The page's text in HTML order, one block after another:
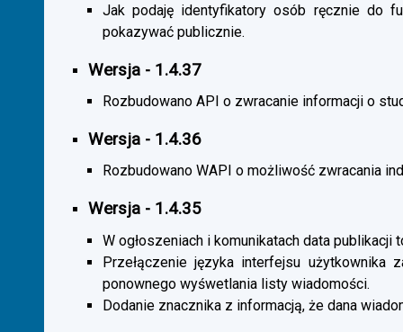
Jak podaję identyfikatory osób ręcznie do
pokazywać publicznie.
Wersja - 1.4.37
Rozbudowano API o zwracanie informacji o
Wersja - 1.4.36
Rozbudowano WAPI o możliwość zwracania
Wersja - 1.4.35
W ogłoszeniach i komunikatach data
Przełączenie języka interfejsu użytkownika
ponownego wyśwetlania listy wiadomości.
Dodanie znacznika z informacją, że dana